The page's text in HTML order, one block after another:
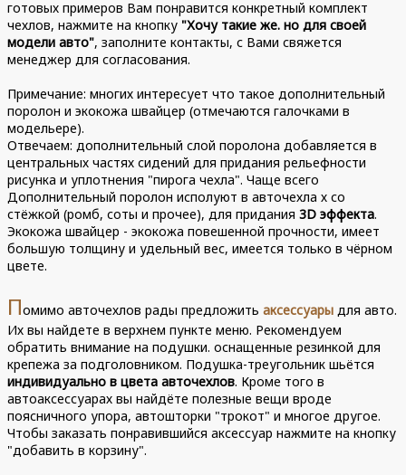
готовых примеров Вам понравится конкретный комплект
чехлов, нажмите на кнопку "Хочу такие же. но для своей
модели авто", заполните контакты, с Вами свяжется
менеджер для согласования.
Примечание: многих интересует что такое дополнительный
поролон и экокожа швайцер (отмечаются галочками в
модельере).
Отвечаем: дополнительный слой поролона добавляется в
центральных частях сидений для придания рельефности
рисунка и уплотнения "пирога чехла". Чаще всего
Дополнительный поролон исполуют в авточехла х со
стёжкой (ромб, соты и прочее), для придания3D эффекта.
Экокожа швайцер - экокожа повешенной прочности, имеет
большую толщину и удельный вес, имеется только в чёрном
цвете.
Помимо авточехлов рады предложитьаксессуары для авто.
Их вы найдете в верхнем пункте меню. Рекомендуем
обратить внимание на подушки. оснащенные резинкой для
крепежа за подголовником. Подушка-треугольник шьётся
индивидуально в цвета авточехлов. Кроме того в
автоаксессуарах вы найдёте полезные вещи вроде
поясничного упора, автошторки "трокот" и многое другое.
Чтобы заказать понравившийся аксессуар нажмите на кнопку
"добавить в корзину".